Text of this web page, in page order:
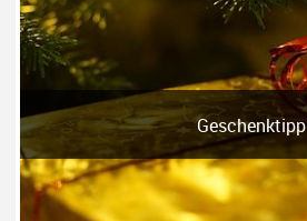
Geschenktipp